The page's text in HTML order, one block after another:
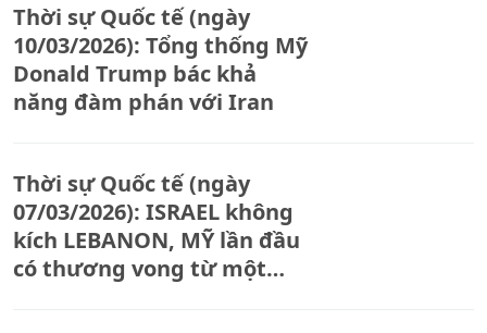
Thời sự Quốc tế (ngày
10/03/2026): Tổng thống Mỹ
Donald Trump bác khả
năng đàm phán với Iran
Thời sự Quốc tế (ngày
07/03/2026): ISRAEL không
kích LEBANON, MỸ lần đầu
có thương vong từ một